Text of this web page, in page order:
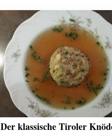
Der klassische Tiroler